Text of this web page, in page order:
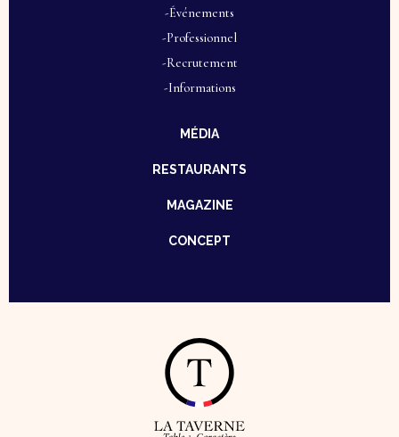
-Événements
-Professionnel
-Recrutement
-Informations
MÉDIA
RESTAURANTS
MAGAZINE
CONCEPT